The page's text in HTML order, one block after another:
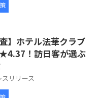
】ホテル法華クラブ
！訪日客が選ぶ
スリリース